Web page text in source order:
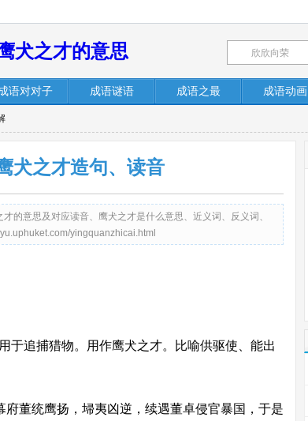
犬之才的意思
语对对子 成语谜语 成语之最 成语动画
犬之才造句、读音
的意思及对应读音、鹰犬之才是什么意思、近义词、反义词、
yingquanzhicai.html
于追捕猎物。用作鹰犬之才。比喻供驱使、能出
府董统鹰扬，埽夷凶逆，续遇董卓侵官暴国，于是